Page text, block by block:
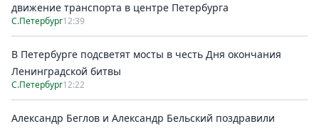
движение транспорта в центре Петербурга
С.Петербург12:39
В Петербурге подсветят мосты в честь Дня окончания
Ленинградской битвы
С.Петербург12:22
Александр Беглов и Александр Бельский поздравили